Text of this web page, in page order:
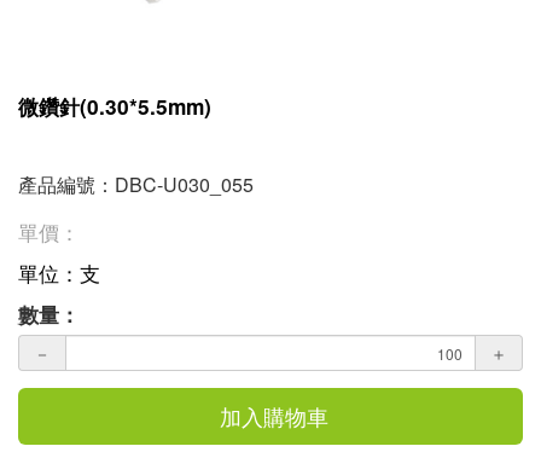
微鑽針(0.30*5.5mm)
產品編號：DBC-U030_055
單價：
單位：支
數量：
－ ＋
加入購物車